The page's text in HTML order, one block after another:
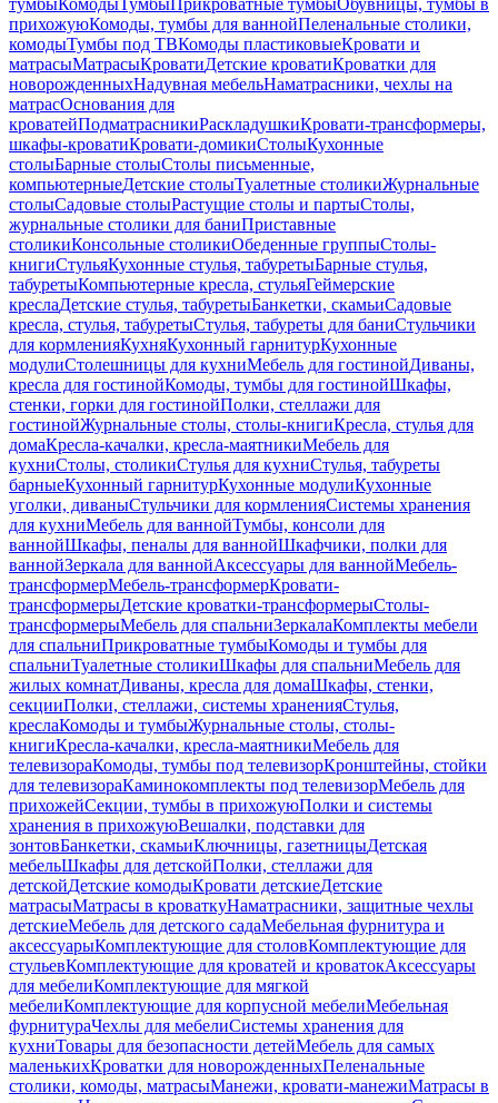
тумбыКомодыТумбыПрикроватные тумбыОбувницы, тумбы в
прихожуюКомоды, тумбы для ваннойПеленальные столики,
комодыТумбы под ТВКомоды пластиковыеКровати и
матрасыМатрасыКроватиДетские кроватиКроватки для
новорожденныхНадувная мебельНаматрасники, чехлы на
матрасОснования для
кроватейПодматрасникиРаскладушкиКровати-трансформеры,
шкафы-кроватиКровати-домикиСтолыКухонные
столыБарные столыСтолы письменные,
компьютерныеДетские столыТуалетные столикиЖурнальные
столыСадовые столыРастущие столы и партыСтолы,
журнальные столики для баниПриставные
столикиКонсольные столикиОбеденные группыСтолы-
книгиСтульяКухонные стулья, табуретыБарные стулья,
табуретыКомпьютерные кресла, стульяГеймерские
креслаДетские стулья, табуретыБанкетки, скамьиСадовые
кресла, стулья, табуретыСтулья, табуреты для баниСтульчики
для кормленияКухняКухонный гарнитурКухонные
модулиСтолешницы для кухниМебель для гостинойДиваны,
кресла для гостинойКомоды, тумбы для гостинойШкафы,
стенки, горки для гостинойПолки, стеллажи для
гостинойЖурнальные столы, столы-книгиКресла, стулья для
домаКресла-качалки, кресла-маятникиМебель для
кухниСтолы, столикиСтулья для кухниСтулья, табуреты
барныеКухонный гарнитурКухонные модулиКухонные
уголки, диваныСтульчики для кормленияСистемы хранения
для кухниМебель для ваннойТумбы, консоли для
ваннойШкафы, пеналы для ваннойШкафчики, полки для
ваннойЗеркала для ваннойАксессуары для ваннойМебель-
трансформерМебель-трансформерКровати-
трансформерыДетские кроватки-трансформерыСтолы-
трансформерыМебель для спальниЗеркалаКомплекты мебели
для спальниПрикроватные тумбыКомоды и тумбы для
спальниТуалетные столикиШкафы для спальниМебель для
жилых комнатДиваны, кресла для домаШкафы, стенки,
секцииПолки, стеллажи, системы храненияСтулья,
креслаКомоды и тумбыЖурнальные столы, столы-
книгиКресла-качалки, кресла-маятникиМебель для
телевизораКомоды, тумбы под телевизорКронштейны, стойки
для телевизораКаминокомплекты под телевизорМебель для
прихожейСекции, тумбы в прихожуюПолки и системы
хранения в прихожуюВешалки, подставки для
зонтовБанкетки, скамьиКлючницы, газетницыДетская
мебельШкафы для детскойПолки, стеллажи для
детскойДетские комодыКровати детскиеДетские
матрасыМатрасы в кроваткуНаматрасники, защитные чехлы
детскиеМебель для детского садаМебельная фурнитура и
аксессуарыКомплектующие для столовКомплектующие для
стульевКомплектующие для кроватей и кроватокАксессуары
для мебелиКомплектующие для мягкой
мебелиКомплектующие для корпусной мебелиМебельная
фурнитураЧехлы для мебелиСистемы хранения для
кухниТовары для безопасности детейМебель для самых
маленькихКроватки для новорожденныхПеленальные
столики, комоды, матрасыМанежи, кровати-манежиМатрасы в